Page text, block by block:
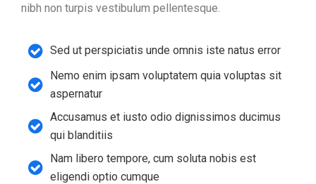
nibh non turpis vestibulum pellentesque.
Sed ut perspiciatis unde omnis iste natus error
Nemo enim ipsam voluptatem quia voluptas sit
aspernatur
Accusamus et iusto odio dignissimos ducimus
qui blanditiis
Nam libero tempore, cum soluta nobis est
eligendi optio cumque